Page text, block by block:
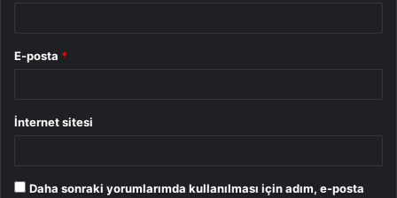
E-posta *
İnternet sitesi
Daha sonraki yorumlarımda kullanılması için adım, e-posta